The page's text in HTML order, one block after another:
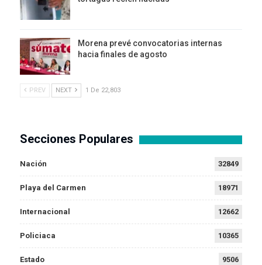
Morena prevé convocatorias internas
hacia finales de agosto
PREV NEXT 1 De 22,803
Secciones Populares
Nación 32849
Playa del Carmen 18971
Internacional 12662
Policiaca 10365
Estado 9506